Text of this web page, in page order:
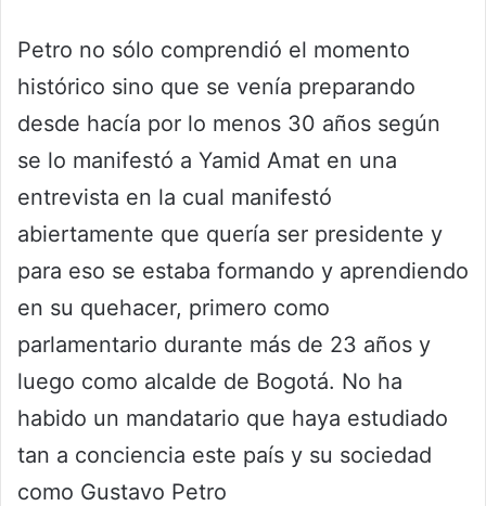
Petro no sólo comprendió el momento
histórico sino que se venía preparando
desde hacía por lo menos 30 años según
se lo manifestó a Yamid Amat en una
entrevista en la cual manifestó
abiertamente que quería ser presidente y
para eso se estaba formando y aprendiendo
en su quehacer, primero como
parlamentario durante más de 23 años y
luego como alcalde de Bogotá. No ha
habido un mandatario que haya estudiado
tan a conciencia este país y su sociedad
como Gustavo Petro